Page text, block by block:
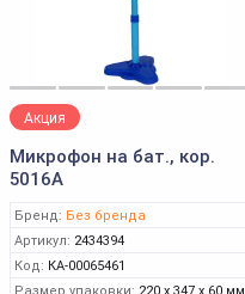
Акция
Микрофон на бат., кор.
5016A
Бренд: Без бренда
Артикул: 2434394
Код: КА-00065461
Размер упаковки: 220 x 347 x 60 мм